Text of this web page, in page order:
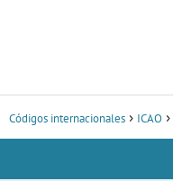
Códigos internacionales ICAO